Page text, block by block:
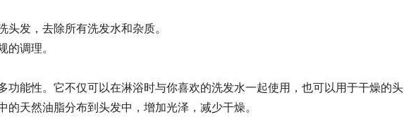
发，去除所有洗发水和杂质。
调理。
功能性。它不仅可以在淋浴时与你喜欢的洗发水一起使用，也可以用于干燥的头
天然油脂分布到头发中，增加光泽，减少干燥。